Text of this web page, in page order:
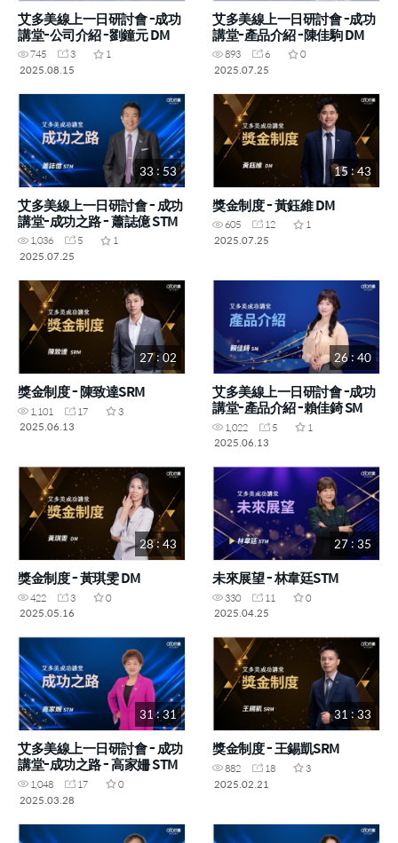
艾多美線上一日研討會 -成功
講堂-公司介紹 -劉鐘元 DM
745 3
1
2025.08.15
艾多美線上一日研討會 -成功
講堂-產品介紹 -陳佳駒 DM
893 6
0
2025.07.25
33 : 53
艾多美線上一日研討會 - 成功
講堂-成功之路 - 蕭誌億 STM
1,036 5
1
2025.07.25
15 : 43
獎金制度 - 黃鈺維 DM
605 12
1
2025.07.25
27 : 02
獎金制度 - 陳致達SRM
1,101 17
3
2025.06.13
26 : 40
艾多美線上一日研討會 -成功
講堂-產品介紹 -賴佳錡 SM
1,022 5
1
2025.06.13
28 : 43
獎金制度 - 黃琪雯 DM
422 3
0
2025.05.16
27 : 35
未來展望 - 林韋廷STM
330 11
0
2025.04.25
31 : 31
艾多美線上一日研討會 - 成功
講堂-成功之路 - 高家姍 STM
1,048 17
0
2025.03.28
31 : 33
獎金制度 - 王錫凱SRM
882 18
3
2025.02.21